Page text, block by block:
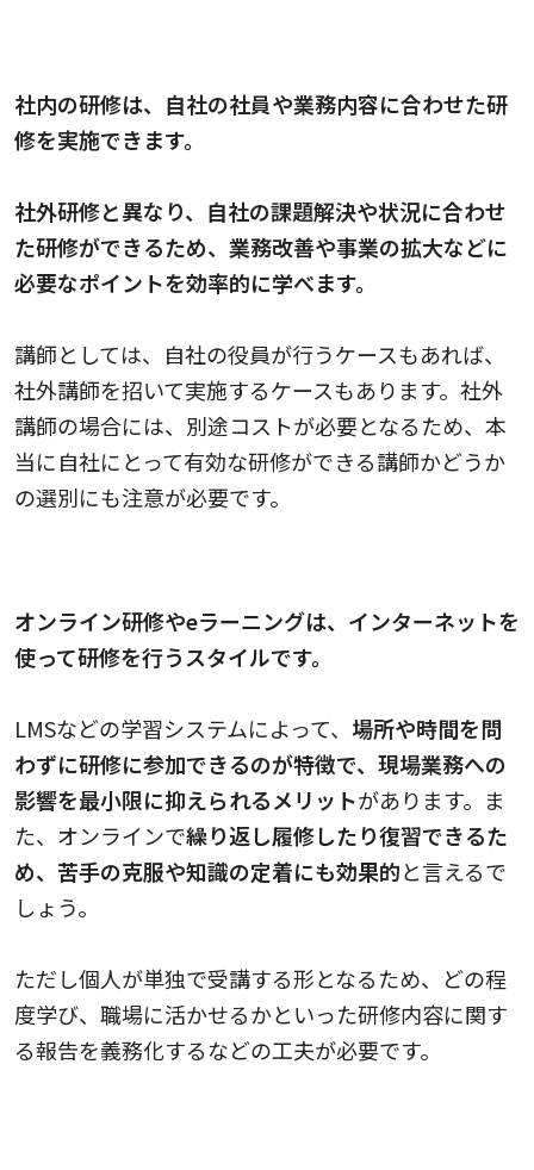
社内の研修は、自社の社員や業務内容に合わせた研
修を実施できます。
社外研修と異なり、自社の課題解決や状況に合わせ
た研修ができるため、業務改善や事業の拡大などに
必要なポイントを効率的に学べます。
講師としては、自社の役員が行うケースもあれば、
社外講師を招いて実施するケースもあります。社外
講師の場合には、別途コストが必要となるため、本
当に自社にとって有効な研修ができる講師かどうか
の選別にも注意が必要です。
オンライン研修やeラーニングは、インターネットを
使って研修を行うスタイルです。
LMSなどの学習システムによって、 場所や時間を問
わずに研修に参加できるのが特徴で、現場業務への
影響を最小限に抑えられるメリットがあります。ま
た、オンラインで繰り返し履修したり復習できるた
め、苦手の克服や知識の定着にも効果的と言えるで
しょう。
ただし個人が単独で受講する形となるため、どの程
度学び、職場に活かせるかといった研修内容に関す
る報告を義務化するなどの工夫が必要です。